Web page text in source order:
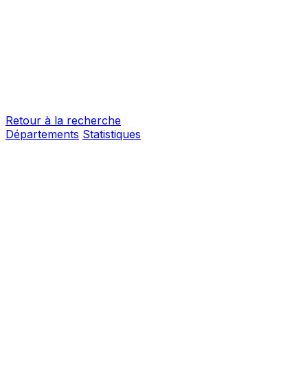
Retour à la recherche
Départements Statistiques